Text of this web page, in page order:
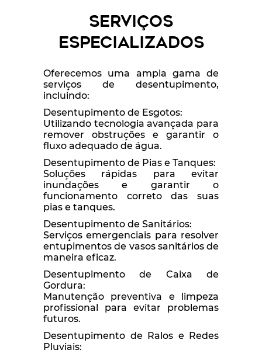
Serviços
Especializados
Oferecemos uma ampla gama de
serviços de desentupimento,
incluindo:
Desentupimento de Esgotos:
Utilizando tecnologia avançada para
remover obstruções e garantir o
fluxo adequado de água.
Desentupimento de Pias e Tanques:
Soluções rápidas para evitar
inundações e garantir o
funcionamento correto das suas
pias e tanques.
Desentupimento de Sanitários:
Serviços emergenciais para resolver
entupimentos de vasos sanitários de
maneira eficaz.
Desentupimento de Caixa de
Gordura:
Manutenção preventiva e limpeza
profissional para evitar problemas
futuros.
Desentupimento de Ralos e Redes
Pluviais: